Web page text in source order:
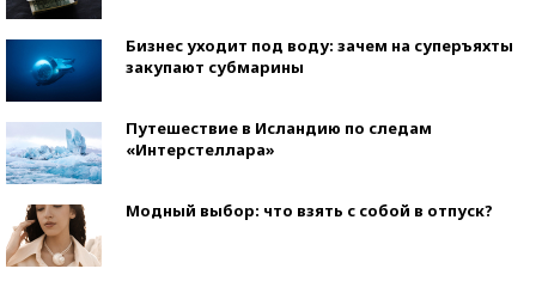
Бизнес уходит под воду: зачем на суперъяхты
закупают субмарины
Путешествие в Исландию по следам
«Интерстеллара»
Модный выбор: что взять с собой в отпуск?